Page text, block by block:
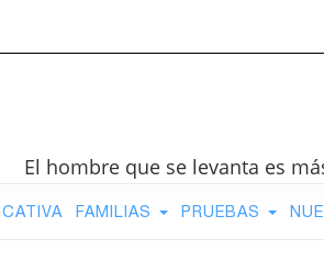
El hombre que se levanta es
FAMILIAS PRUEBAS